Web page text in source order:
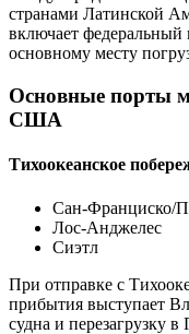
странами Латинской
включает
основному месту
Основные порты
США
Тихоокеанское
Сан-Франциско/
Лос-Анджелес
Сиэтл
При отправке с
прибытия выступает
судна и перезагрузку